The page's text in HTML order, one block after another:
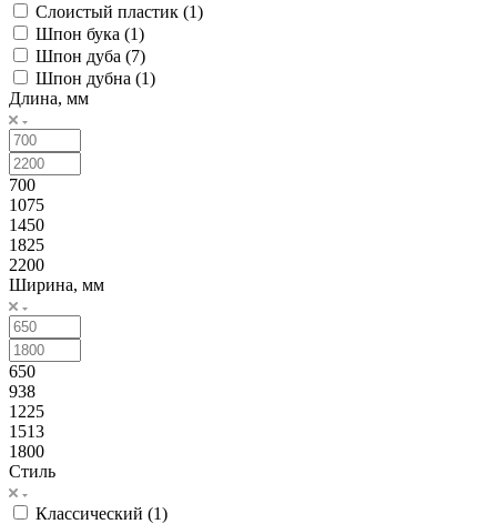
Слоистый пластик (1)
Шпон бука (1)
Шпон дуба (7)
Шпон дубна (1)
Длина, мм
700
1075
1450
1825
2200
Ширина, мм
650
938
1225
1513
1800
Стиль
Классический (1)